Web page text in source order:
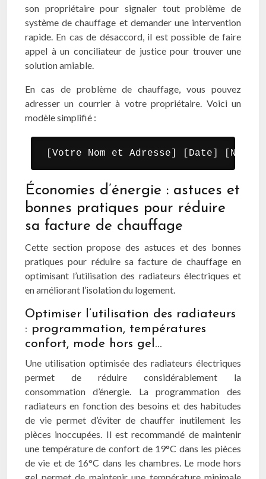
son propriétaire pour signaler tout problème de
système de chauffage et demander une intervention
rapide. En cas de désaccord, il est possible de faire
appel à un conciliateur de justice pour trouver une
solution amiable.
En cas de problème de chauffage, vous pouvez
adresser un courrier à votre propriétaire. Voici un
modèle simplifié :
[Votre Nom et Adresse] [Date] [Nom
Économies d’énergie : astuces et
bonnes pratiques pour réduire
sa facture de chauffage
Cette section propose des astuces et des bonnes
pratiques pour réduire sa facture de chauffage en
optimisant l’utilisation des radiateurs électriques et
en améliorant l’isolation du logement.
Optimiser l’utilisation des radiateurs
: programmation, températures
confort, mode hors gel…
Une utilisation optimisée des radiateurs électriques
permet de réduire considérablement la
consommation d’énergie. La programmation des
radiateurs en fonction des besoins et des habitudes
de vie permet d’éviter de chauffer inutilement les
pièces inoccupées. Il est recommandé de maintenir
une température de confort de 19°C dans les pièces
de vie et de 16°C dans les chambres. Le mode hors